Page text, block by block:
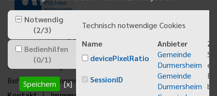
RSS-Feed
abonnieren
Gemeindeanzeiger abonnieren
Behördenrufnummer 115
Notwendig
(2/3)
Bedienhilfen
(0/1)
Speichern [x]
Technisch notwendige Cookies
Name
Anbieter
devicePixelRatio
Gemeinde
Durmersheim
SessionID
Gemeinde
Durmersheim